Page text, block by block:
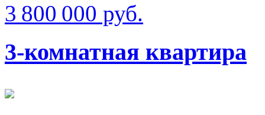
3 800 000 руб.
3-комнатная квартира